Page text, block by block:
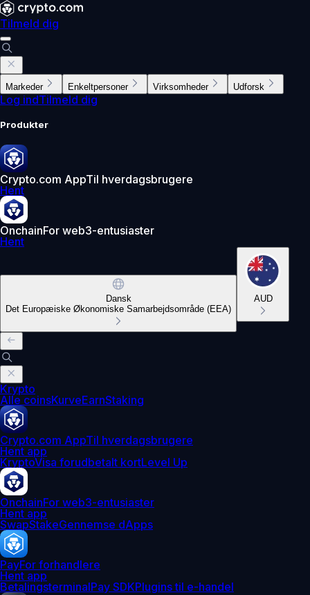
Tilmeld dig
Markeder Enkeltpersoner Virksomheder Udforsk
Log indTilmeld dig
Produkter
Crypto.com AppTil hverdagsbrugere
Hent
OnchainFor web3-entusiaster
Hent
Dansk
Det Europæiske Økonomiske Samarbejdsområde (EEA)
AUD
Krypto
Alle coinsKurveEarnStaking
Crypto.com AppTil hverdagsbrugere
Hent app
KryptoVisa forudbetalt kortLevel Up
OnchainFor web3-entusiaster
Hent app
SwapStakeGennemse dApps
PayFor forhandlere
Hent app
BetalingsterminalPay SDKPlugins til e-handel